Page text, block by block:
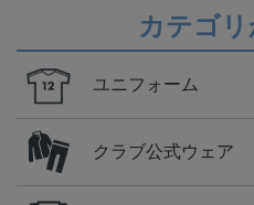
カテゴ
ユニフォーム
クラブ公式ウェア